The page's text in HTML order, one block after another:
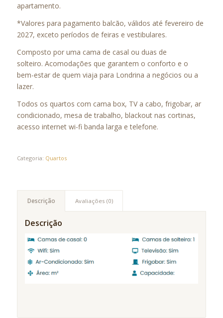
apartamento.
*Valores para pagamento balcão, válidos até fevereiro de
2027, exceto períodos de feiras e vestibulares.
Composto por uma cama de casal ou duas de
solteiro. Acomodações que garantem o conforto e o
bem-estar de quem viaja para Londrina a negócios ou a
lazer.
Todos os quartos com cama box, TV a cabo, frigobar, ar
condicionado, mesa de trabalho, blackout nas cortinas,
acesso internet wi-fi banda larga e telefone.
Categoria: Quartos
Descrição Avaliações (0)
Descrição